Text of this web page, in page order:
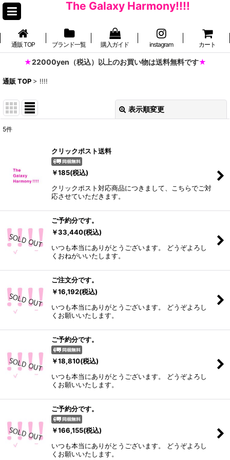
The Galaxy Harmony!!!!
通販 TOP ブランド一覧 購入ガイド instagram カート
22000yen（税込）以上のお買い物は送料無料です
通販 TOP > !!!!
表示順変更
絞り込む
5件
クリックポスト送料
￥185(税込)
クリックポスト対応商品につきまして、こちらでご対
応させていただきます。
ご予約分です。
￥33,440(税込)
いつも本当にありがとうございます。 どうぞよろし
くおねがいいたします。
ご注文分です。
￥16,192(税込)
いつも本当にありがとうございます。 どうぞよろし
くお願いいたします。
ご予約分です。
￥18,810(税込)
いつも本当にありがとうございます。 どうぞよろし
くお願いいたします。
ご予約分です。
￥166,155(税込)
いつも本当にありがとうございます。 どうぞよろし
くお願いいたします。